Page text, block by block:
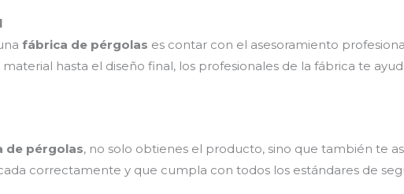
fábrica de pérgolas es contar con el asesoramiento
hasta el diseño final, los profesionales de la fábrica te
de pérgolas, no solo obtienes el producto, sino que también te
correctamente y que cumpla con todos los estándares de